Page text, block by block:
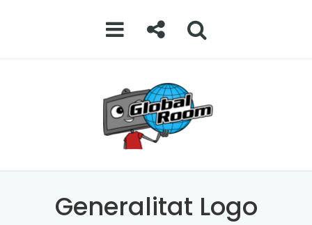
Generalitat Logo
Comments